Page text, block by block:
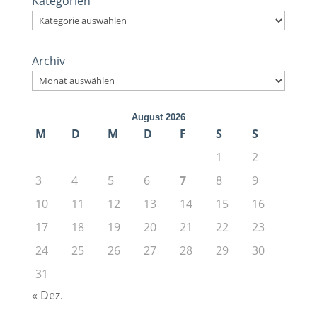
Archiv
August 2026
M D M D F S
S
1
2
3
4 5 6 7 8
9
10
11 12 13 14 15
16
17
18 19 20 21 22
23
24
25 26 27 28 29
30
31
« Dez.